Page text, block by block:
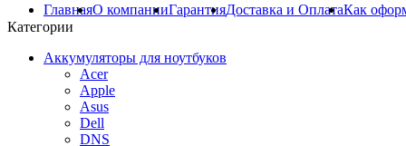
ГлавнаяО компанииГарантияДоставка и ОплатаКак
Категории
Аккумуляторы для ноутбуков
Acer
Apple
Asus
Dell
DNS